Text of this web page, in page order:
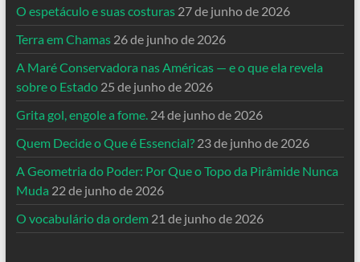
O espetáculo e suas costuras 27 de junho de 2026
Terra em Chamas 26 de junho de 2026
A Maré Conservadora nas Américas — e o que ela revela
sobre o Estado 25 de junho de 2026
Grita gol, engole a fome. 24 de junho de 2026
Quem Decide o Que é Essencial? 23 de junho de 2026
A Geometria do Poder: Por Que o Topo da Pirâmide Nunca
Muda 22 de junho de 2026
O vocabulário da ordem 21 de junho de 2026